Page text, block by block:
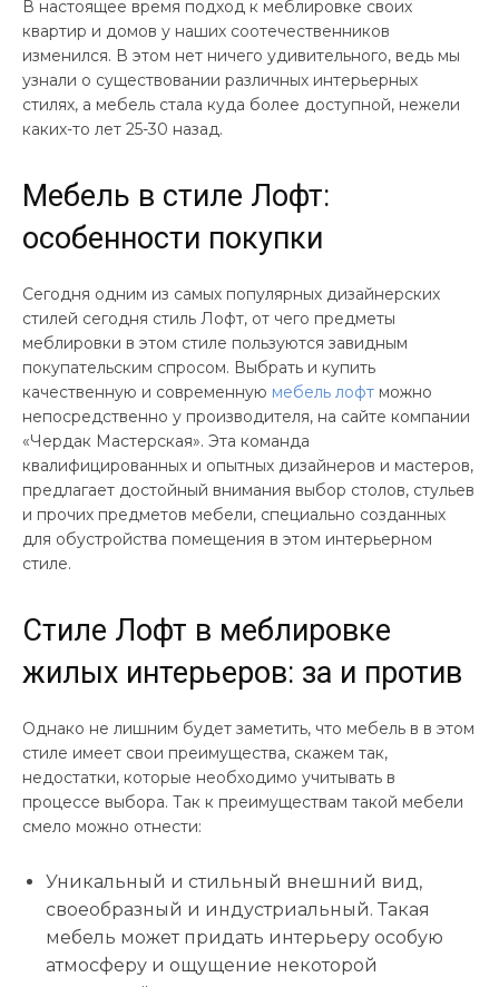
В настоящее время подход к меблировке своих
квартир и домов у наших соотечественников
изменился. В этом нет ничего удивительного, ведь мы
узнали о существовании различных интерьерных
стилях, а мебель стала куда более доступной, нежели
каких-то лет 25-30 назад.
Мебель в стиле Лофт:
особенности покупки
Сегодня одним из самых популярных дизайнерских
стилей сегодня стиль Лофт, от чего предметы
меблировки в этом стиле пользуются завидным
покупательским спросом. Выбрать и купить
качественную и современную мебель лофт можно
непосредственно у производителя, на сайте компании
«Чердак Мастерская». Эта команда
квалифицированных и опытных дизайнеров и мастеров,
предлагает достойный внимания выбор столов, стульев
и прочих предметов мебели, специально созданных
для обустройства помещения в этом интерьерном
стиле.
Стиле Лофт в меблировке
жилых интерьеров: за и против
Однако не лишним будет заметить, что мебель в в этом
стиле имеет свои преимущества, скажем так,
недостатки, которые необходимо учитывать в
процессе выбора. Так к преимуществам такой мебели
смело можно отнести:
Уникальный и стильный внешний вид,
своеобразный и индустриальный. Такая
мебель может придать интерьеру особую
атмосферу и ощущение некоторой